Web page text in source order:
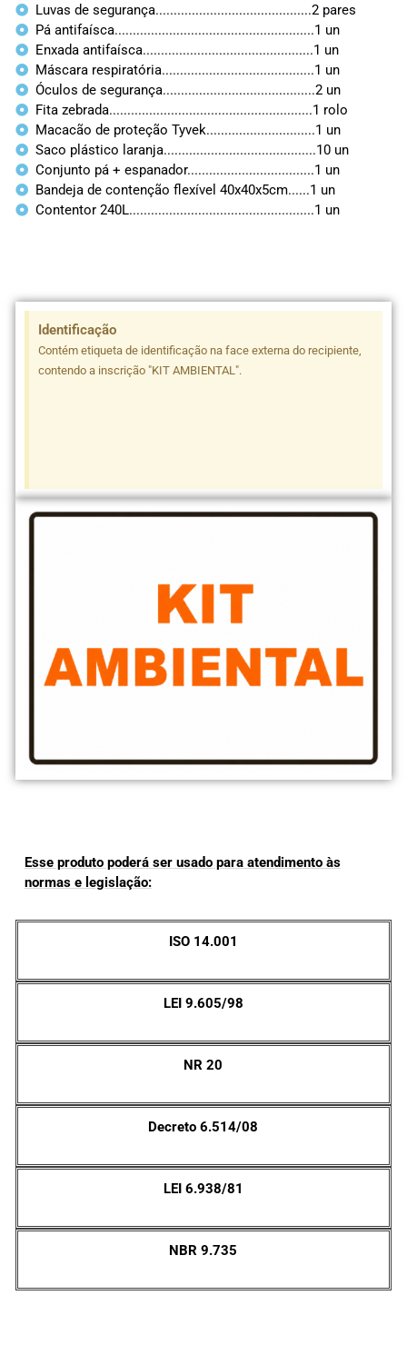
Luvas de segurança...........................................2 pares
Pá antifaísca.......................................................1 un
Enxada antifaísca...............................................1 un
Máscara respiratória..........................................1 un
Óculos de segurança..........................................2 un
Fita zebrada........................................................1 rolo
Macacão de proteção Tyvek..............................1 un
Saco plástico laranja..........................................10 un
Conjunto pá + espanador...................................1 un
Bandeja de contenção flexível 40x40x5cm......1 un
Contentor 240L...................................................1 un
Identificação
Contém etiqueta de identificação na face externa do recipiente,
contendo a inscrição "KIT AMBIENTAL".
Esse produto poderá ser usado para atendimento às
normas e legislação:
ISO 14.001
LEI 9.605/98
NR 20
Decreto 6.514/08
LEI 6.938/81
NBR 9.735